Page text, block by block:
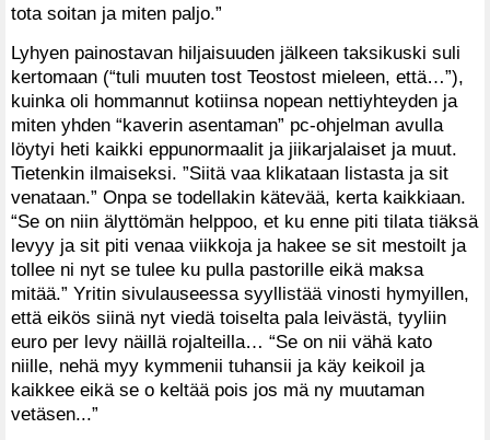
tota soitan ja miten paljo.”
Lyhyen painostavan hiljaisuuden jälkeen taksikuski suli
kertomaan (“tuli muuten tost Teostost mieleen, että…”),
kuinka oli hommannut kotiinsa nopean nettiyhteyden ja
miten yhden “kaverin asentaman” pc-ohjelman avulla
löytyi heti kaikki eppunormaalit ja jiikarjalaiset ja muut.
Tietenkin ilmaiseksi. ”Siitä vaa klikataan listasta ja sit
venataan.” Onpa se todellakin kätevää, kerta kaikkiaan.
“Se on niin älyttömän helppoo, et ku enne piti tilata tiäksä
levyy ja sit piti venaa viikkoja ja hakee se sit mestoilt ja
tollee ni nyt se tulee ku pulla pastorille eikä maksa
mitää.” Yritin sivulauseessa syyllistää vinosti hymyillen,
että eikös siinä nyt viedä toiselta pala leivästä, tyyliin
euro per levy näillä rojalteilla… “Se on nii vähä kato
niille, nehä myy kymmenii tuhansii ja käy keikoil ja
kaikkee eikä se o keltää pois jos mä ny muutaman
vetäsen...”